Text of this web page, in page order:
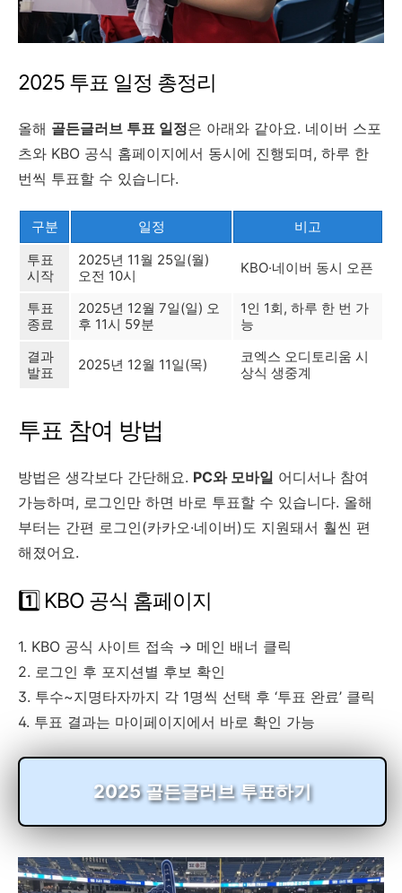
2025 투표 일정 총정리
올해 골든글러브 투표 일정은 아래와 같아요. 네이버 스포
츠와 KBO 공식 홈페이지에서 동시에 진행되며, 하루 한
번씩 투표할 수 있습니다.
구분 일정
비고
투표
시작
2025년 11월 25일(월)
오전 10시
KBO·네이버 동시 오픈
투표
종료
2025년 12월 7일(일) 오
후 11시 59분
1인 1회, 하루 한 번 가
능
결과
발표
2025년 12월 11일(목)
코엑스 오디토리움 시
상식 생중계
투표 참여 방법
방법은 생각보다 간단해요. PC와 모바일 어디서나 참여
가능하며, 로그인만 하면 바로 투표할 수 있습니다. 올해
부터는 간편 로그인(카카오·네이버)도 지원돼서 훨씬 편
해졌어요.
1️⃣ KBO 공식 홈페이지
1. KBO 공식 사이트 접속 → 메인 배너 클릭
2. 로그인 후 포지션별 후보 확인
3. 투수~지명타자까지 각 1명씩 선택 후 ‘투표 완료’ 클릭
4. 투표 결과는 마이페이지에서 바로 확인 가능
2025 골든글러브 투표하기